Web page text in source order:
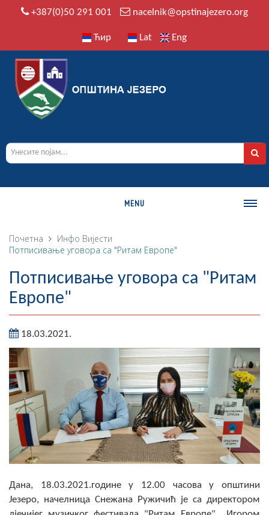
+387(0)50 291 001 nacelnik@opstinajezero.org
Ћир Lat Eng
MENU
О ОПШТИНИ
Историја
Географија
Насељена мјеста
Занимљивости
Фотогалерија
НАЧЕЛНИК
О Начелнику
Замјеник начелника
СКУПШТИНА
Почетна Инфо Вијести
Потписивање уговора са "Ритам Европе"
Потписивање уговора са "Ритам
Европе"
18.03.2021.
Дана, 18.03.2021.године у 12.00 часова у општини
Језеро, начелница Снежана Ружичић је са директором